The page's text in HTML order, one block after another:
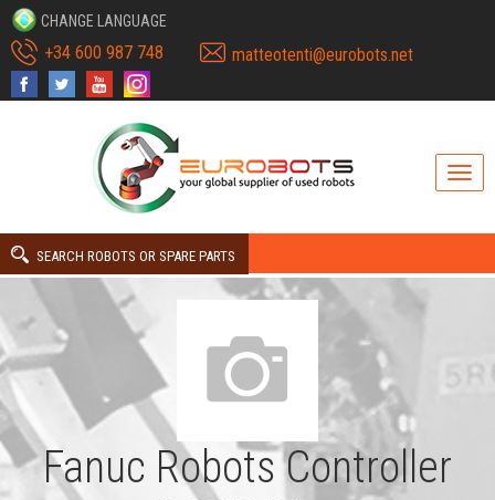
CHANGE LANGUAGE
+34 600 987 748 matteotenti@eurobots.net
SEARCH ROBOTS OR SPARE PARTS
Fanuc Robots Controller